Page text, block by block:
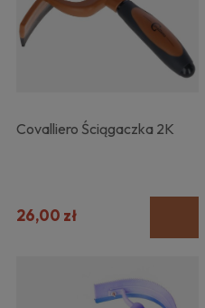
Covalliero Ściągaczka 2K
26,00 zł